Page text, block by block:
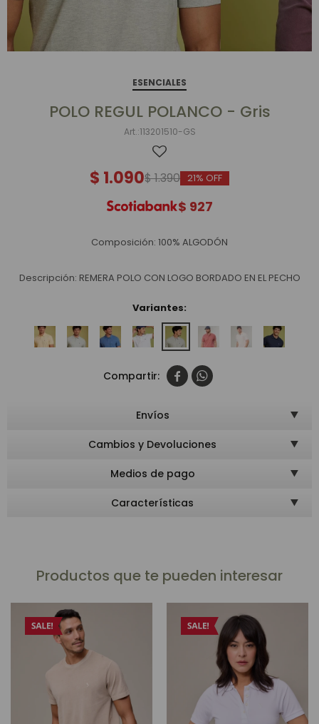
ESENCIALES
POLO REGUL POLANCO - Gris
113201510-GS
$ 1.090$1.390 21
$ 927
Composición: 100% ALGODÓN
Descripción: REMERA POLO CON LOGO BORDADO EN EL PECHO
Variantes:
 
Envíos
Cambios y Devoluciones
Medios de pago
Características
Productos que te pueden interesar